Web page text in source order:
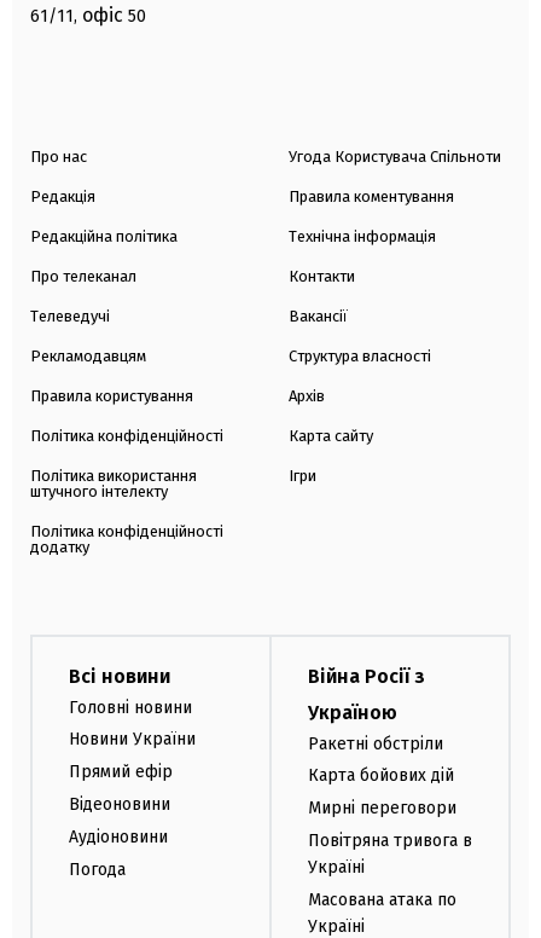
61/11, офіс 50
Про нас
Редакція
Редакційна політика
Про телеканал
Телеведучі
Рекламодавцям
Правила користування
Політика конфіденційності
Політика використання
штучного інтелекту
Політика конфіденційності
додатку
Угода Користувача Спільноти
Правила коментування
Технічна інформація
Контакти
Вакансії
Структура власності
Архів
Карта сайту
Ігри
Всі новини
Головні новини
Новини України
Прямий ефір
Відеоновини
Аудіоновини
Погода
Війна Росії з
Україною
Ракетні обстріли
Карта бойових дій
Мирні переговори
Повітряна тривога в
Україні
Масована атака по
Україні